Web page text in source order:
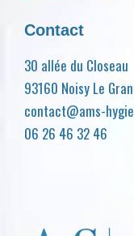
Contact
30 allée du Closeau
93160 Noisy Le
contact@ams-
06 26 46 32 46